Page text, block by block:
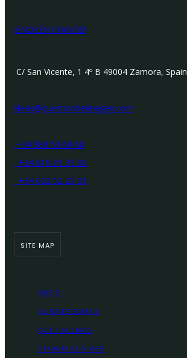
¡ENCUÉNTRANOS!
C/ San Vicente, 1 4º B 49004 Zamora, Spain
ideas@questiondeimagen.com
+34 980 53 00 60
+34 616 91 31 00
+34 692 02 25 03
SITE MAP
INICIO
QUIÉNES SOMOS
QUÉ HACEMOS
DESARROLLO WEB